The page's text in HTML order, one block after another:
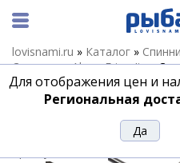
lovisnami.ru » Каталог »
Спиннинги Akara Erion Jig»
30) 2,48 м
Спиннинг Akara
Для отображения цен и
Региональная